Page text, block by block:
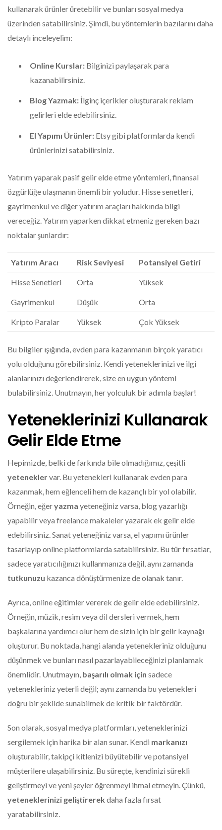
kullanarak ürünler üretebilir ve bunları sosyal medya
üzerinden satabilirsiniz. Şimdi, bu yöntemlerin bazılarını daha
detaylı inceleyelim:
Online Kurslar: Bilginizi paylaşarak para
kazanabilirsiniz.
Blog Yazmak:İlginç içerikler oluşturarak reklam
gelirleri elde edebilirsiniz.
El Yapımı Ürünler: Etsy gibi platformlarda kendi
ürünlerinizi satabilirsiniz.
Yatırım yaparak pasif gelir elde etme yöntemleri, finansal
özgürlüğe ulaşmanın önemli bir yoludur. Hisse senetleri,
gayrimenkul ve diğer yatırım araçları hakkında bilgi
vereceğiz. Yatırım yaparken dikkat etmeniz gereken bazı
noktalar şunlardır:
Yatırım Aracı Risk Seviyesi Potansiyel Getiri
Hisse Senetleri Orta Yüksek
Gayrimenkul Düşük Orta
Kripto Paralar Yüksek Çok Yüksek
Bu bilgiler ışığında, evden para kazanmanın birçok yaratıcı
yolu olduğunu görebilirsiniz. Kendi yeteneklerinizi ve ilgi
alanlarınızı değerlendirerek, size en uygun yöntemi
bulabilirsiniz. Unutmayın, her yolculuk bir adımla başlar!
Yeteneklerinizi Kullanarak
Gelir Elde Etme
Hepimizde, belki de farkında bile olmadığımız, çeşitli
yeteneklervar. Bu yetenekleri kullanarak evden para
kazanmak, hem eğlenceli hem de kazançlı bir yol olabilir.
Örneğin, eğeryazma yeteneğiniz varsa, blog yazarlığı
yapabilir veya freelance makaleler yazarak ek gelir elde
edebilirsiniz. Sanat yeteneğiniz varsa, el yapımı ürünler
tasarlayıp online platformlarda satabilirsiniz. Bu tür fırsatlar,
sadece yaratıcılığınızı kullanmanıza değil, aynı zamanda
tutkunuzu kazanca dönüştürmenize de olanak tanır.
Ayrıca, online eğitimler vererek de gelir elde edebilirsiniz.
Örneğin, müzik, resim veya dil dersleri vermek, hem
başkalarına yardımcı olur hem de sizin için bir gelir kaynağı
oluşturur. Bu noktada, hangi alanda yetenekleriniz olduğunu
düşünmek ve bunları nasıl pazarlayabileceğinizi planlamak
önemlidir. Unutmayın, başarılı olmak için sadece
yetenekleriniz yeterli değil; aynı zamanda bu yetenekleri
doğru bir şekilde sunabilmek de kritik bir faktördür.
Son olarak, sosyal medya platformları, yeteneklerinizi
sergilemek için harika bir alan sunar. Kendi markanızı
oluşturabilir, takipçi kitlenizi büyütebilir ve potansiyel
müşterilere ulaşabilirsiniz. Bu süreçte, kendinizi sürekli
geliştirmeyi ve yeni şeyler öğrenmeyi ihmal etmeyin. Çünkü,
yeteneklerinizi geliştirerek daha fazla fırsat
yaratabilirsiniz.